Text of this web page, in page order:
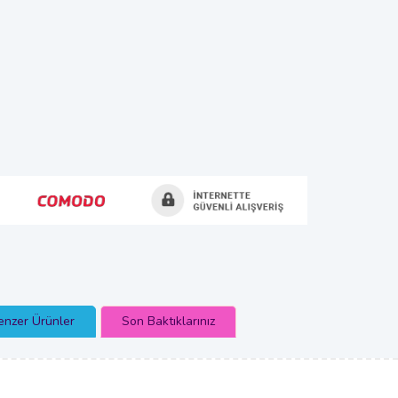
Ürünler Son Baktıklarınız